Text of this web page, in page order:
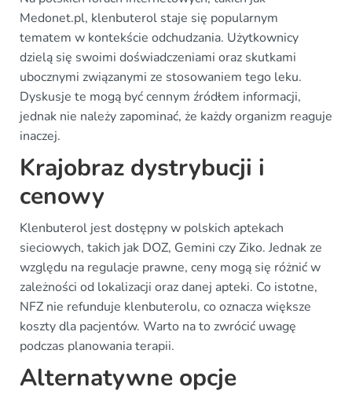
Medonet.pl, klenbuterol staje się popularnym
tematem w kontekście odchudzania. Użytkownicy
dzielą się swoimi doświadczeniami oraz skutkami
ubocznymi związanymi ze stosowaniem tego leku.
Dyskusje te mogą być cennym źródłem informacji,
jednak nie należy zapominać, że każdy organizm reaguje
inaczej.
Krajobraz dystrybucji i
cenowy
Klenbuterol jest dostępny w polskich aptekach
sieciowych, takich jak DOZ, Gemini czy Ziko. Jednak ze
względu na regulacje prawne, ceny mogą się różnić w
zależności od lokalizacji oraz danej apteki. Co istotne,
NFZ nie refunduje klenbuterolu, co oznacza większe
koszty dla pacjentów. Warto na to zwrócić uwagę
podczas planowania terapii.
Alternatywne opcje